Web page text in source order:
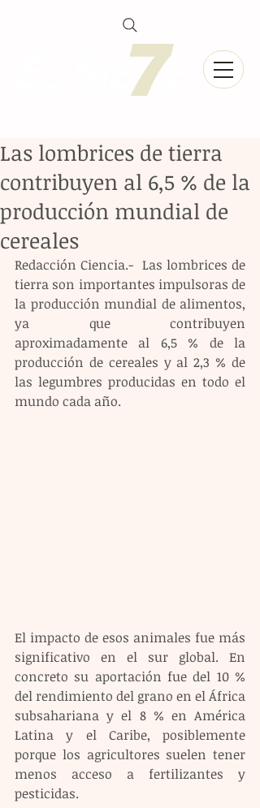
Las lombrices de tierra
contribuyen al 6,5 % de la
producción mundial de
cereales
Redacción Ciencia.-  Las lombrices de
tierra son importantes impulsoras de
la producción mundial de alimentos,
ya que contribuyen
aproximadamente al 6,5 % de la
producción de cereales y al 2,3 % de
las legumbres producidas en todo el
mundo cada año.
El impacto de esos animales fue más
significativo en el sur global. En
concreto su aportación fue del 10 %
del rendimiento del grano en el África
subsahariana y el 8 % en América
Latina y el Caribe, posiblemente
porque los agricultores suelen tener
menos acceso a fertilizantes y
pesticidas.